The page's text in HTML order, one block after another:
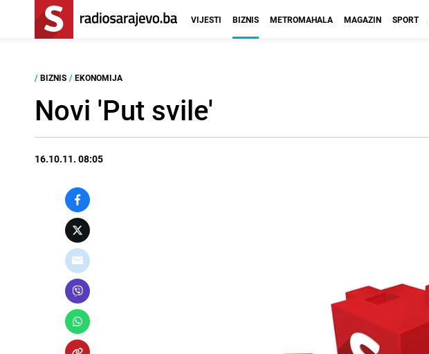
VIJESTI BIZNIS METROMAHALA MAGAZIN SPORT
/ BIZNIS / EKONOMIJA
Novi 'Put svile'
16.10.11. 08:05